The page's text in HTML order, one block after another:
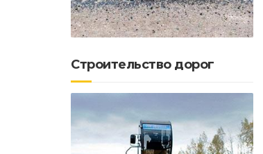
Строительство дорог